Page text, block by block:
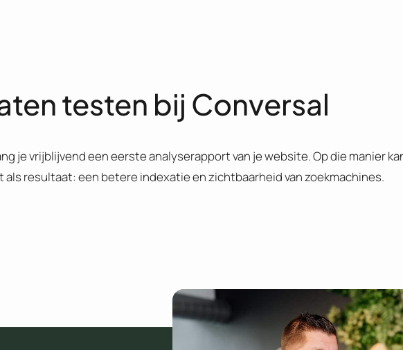
testen bij Conversal
je vrijblijvend een eerste analyserapport van je website. Op die manier
resultaat: een betere indexatie en zichtbaarheid van zoekmachines.